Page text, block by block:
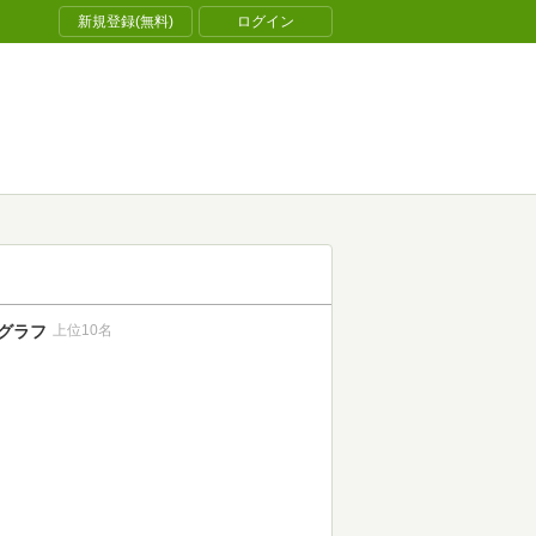
新規登録(無料) ログイン
ラフ 上位10名